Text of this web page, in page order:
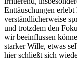
Enttäuschungen
verständlicherweise
und trotzdem den
wir beeinflussen
starker Wille, etwas
hier schließt sich